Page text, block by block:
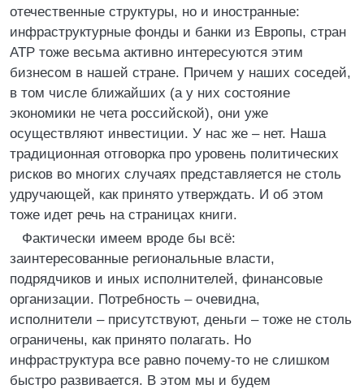
отечественные структуры, но и иностранные:
инфраструктурные фонды и банки из Европы, стран
АТР тоже весьма активно интересуются этим
бизнесом в нашей стране. Причем у наших соседей,
в том числе ближайших (а у них состояние
экономики не чета российской), они уже
осуществляют инвестиции. У нас же – нет. Наша
традиционная отговорка про уровень политических
рисков во многих случаях представляется не столь
удручающей, как принято утверждать. И об этом
тоже идет речь на страницах книги.
Фактически имеем вроде бы всё:
заинтересованные региональные власти,
подрядчиков и иных исполнителей, финансовые
организации. Потребность – очевидна,
исполнители – присутствуют, деньги – тоже не столь
ограничены, как принято полагать. Но
инфраструктура все равно почему-то не слишком
быстро развивается. В этом мы и будем